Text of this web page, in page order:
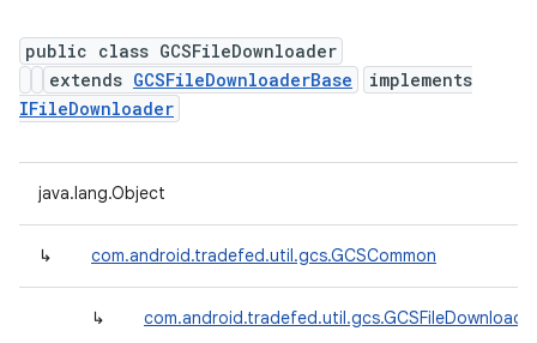
public class GCSFileDownloader
extends GCSFileDownloaderBase
implements
IFileDownloader
java.lang.Object
↳ com.android.tradefed.util.gcs.GCSCommon
↳